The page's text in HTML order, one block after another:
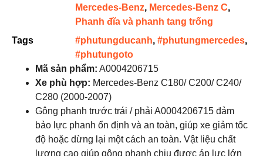
Mercedes-Benz, Mercedes-Benz C,
Phanh đĩa và phanh tang trống
Tags
#phutungducanh, #phutungmercedes,
#phutungoto
Mã sản phẩm: A0004206715
Xe phù hợp: Mercedes-Benz C180/ C200/ C240/
C280 (2000-2007)
Gông phanh trước trái / phải A0004206715 đảm
bảo lực phanh ổn định và an toàn, giúp xe giảm tốc
độ hoặc dừng lại một cách an toàn. Vật liệu chất
lượng cao giúp gông phanh chịu được áp lực lớn